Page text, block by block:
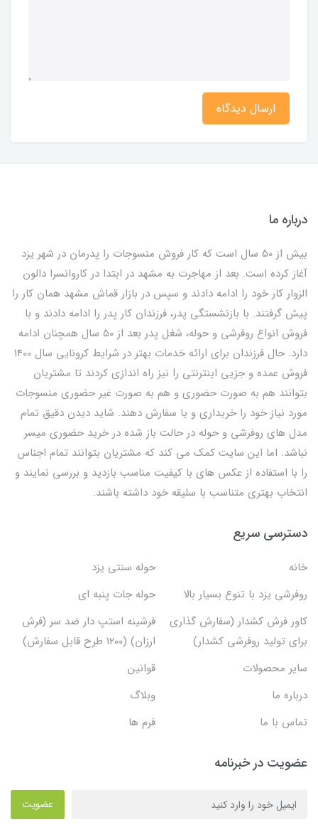
ارسال دیدگاه
درباره ما
بیش از 50 سال است که کار فروش منسوجات را پدرمان در شهر یزد
آغاز کرده است. بعد از مهاجرت به مشهد در ابتدا در کاروانسرا دالون
الزوار کار خود را ادامه دادند و سپس در بازار قماش مشهد همان کار را
پیش گرفتند. با بازنشستگی پدر، فرزندان کار پدر را ادامه دادند و با
فروش انواع روفرشی و حوله، شغل پدر بعد از 50 سال همچنان ادامه
دارد. حال فرزندان برای ارائه خدمات بهتر در شرایط کرونایی سال 1400
فروش عمده و جزیی اینترنتی را نیز راه اندازی کردند تا مشتریان
بتوانند هم به صورت حضوری و هم به صورت غیر حضوری منسوجات
مورد نیاز خود را خریداری و یا سفارش دهند. شاید دیدن دقیق تمام
مدل های روفرشی و حوله در حالت باز شده در خرید حضوری میسر
نباشد. اما این سایت کمک می کند که مشتریان بتوانند تمام اجناس
را با استفاده از عکس های با کیفیت مناسب بازدید و بررسی نمایند و
انتخاب بهتری متناسب با سلیقه خود داشته باشند.
دسترسی سریع
خانه
حوله سنتی یزد
روفرشی یزد با تنوع بسیار بالا
حوله جات پنبه ای
کاور فرش کشدار (سفارش گذاری
برای تولید روفرشی کشدار)
فرشینه استپ دار ضد سر (فرش
ارزان) (۱۲۰۰ طرح قابل سفارش)
سایر محصولات
قوانین
درباره ما
وبلاگ
تماس با ما
فرم ها
عضویت در خبرنامه
عضویت